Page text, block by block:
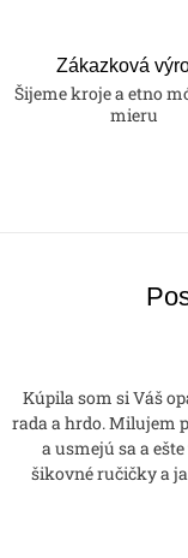
Zákazková
Šijeme kroje a etno
mieru
Kúpila som si Váš
rada a hrdo. Milujem
a usmejú sa a
šikovné ručičky a